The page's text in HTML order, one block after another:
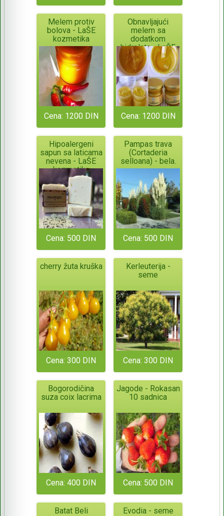
Melem protiv
bolova - LaŠE
kozmetika
Cena: 1200 DIN
Obnavljajući
melem sa
dodatkom
hidrolata - LaŠE
kozmetika
Cena: 1200 DIN
Hipoalergeni
sapun sa laticama
nevena - LaŠE
kozmetika
Cena: 500 DIN
Pampas trava
(Cortaderia
selloana) - bela.
Cena: 500 DIN
cherry žuta kruška
Cena: 300 DIN
Kerleuterija -
seme
Cena: 300 DIN
Bogorodičina
suza coix lacrima
Cena: 400 DIN
Jagode - Rokasan
10 sadnica
Cena: 500 DIN
Batat Beli Evodia - seme